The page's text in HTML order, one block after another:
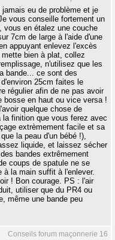
eu de problème et je
vous conseille fortement un
vous en étalez une couche
7cm de large à l'aide d'une
appuyant enlevez l'excès
bien à plat, collez
n'utilisez que les
bande... ce sont des
25cm faites le
régulier afin de ne pas avoir
bosse en haut ou vice versa !
quelque chose de
finition que vous ferez avec
extrèmement facile et sa
la peau d'un bébé !),
liquide, et laissez sécher
bandes extrêmement
coups de spatule ne se
à la main suffit à l'enlever.
! Bon courage. PS : l'air
utiliser que du PR4 ou
même une bande peu
Conseils forum maçonnerie 16